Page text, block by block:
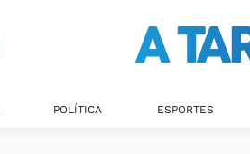
POLÍTICA ESPORTES